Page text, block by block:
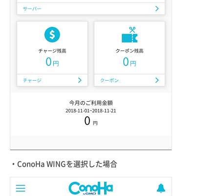
・ConoHa WINGを選択した場合